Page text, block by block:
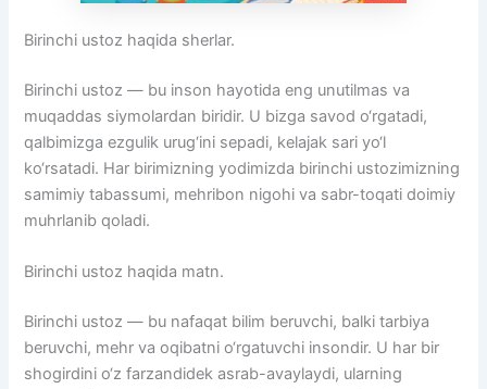
Birinchi ustoz haqida sherlar.
Birinchi ustoz — bu inson hayotida eng unutilmas va
muqaddas siymolardan biridir. U bizga savod o‘rgatadi,
qalbimizga ezgulik urug‘ini sepadi, kelajak sari yo‘l
ko‘rsatadi. Har birimizning yodimizda birinchi ustozimizning
samimiy tabassumi, mehribon nigohi va sabr-toqati doimiy
muhrlanib qoladi.
Birinchi ustoz haqida matn.
Birinchi ustoz — bu nafaqat bilim beruvchi, balki tarbiya
beruvchi, mehr va oqibatni o‘rgatuvchi insondir. U har bir
shogirdini o‘z farzandidek asrab-avaylaydi, ularning